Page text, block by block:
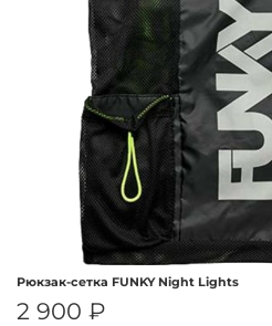
Рюкзак-сетка FUNKY Night Lights
2 900 ₽